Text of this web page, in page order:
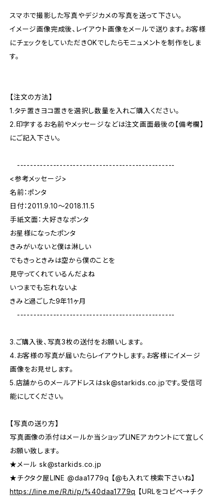
スマホで撮影した写真やデジカメの写真を送って下さい。
イメージ画像完成後、レイアウト画像をメールで送ります。お客様
にチェックをしていただきOKでしたらモニュメントを制作をしま
す。
【注文の方法】
1.タテ置きヨコ置きを選択し数量を入れご購入ください。
2.印字するお名前やメッセージなどは注文画面最後の【備考欄】
にご記入下さい。
------------------------------------------------
<参考メッセージ>
名前：ポンタ
日付：2011.9.10〜2018.11.5
手紙文面：大好きなポンタ
お星様になったポンタ
きみがいないと僕は淋しい
でもきっときみは空から僕のことを
見守ってくれているんだよね
いつまでも忘れないよ
きみと過ごした9年11ヶ月
------------------------------------------------
3.ご購入後、写真3枚の送付をお願いします。
4.お客様の写真が届いたらレイアウトします。お客様にイメージ
画像をお見せします。
5.店舗からのメールアドレスはsk@starkids.co.jpです。受信可
能にしてください。
【写真の送り方】
写真画像の添付はメールか当ショップLINEアカウントにて宜しく
お願い致します。
★メール sk@starkids.co.jp
★チクタク屋LINE @daa1779q 【@も入れて検索下さいね】
https://line.me/R/ti/p/%40daa1779q
【URLをコピペ→チク